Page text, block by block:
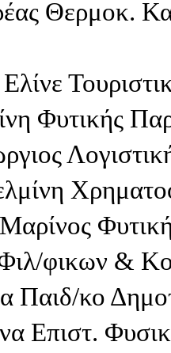
Θερμοκ.
Φυτικής
φικων &
Παιδ/κο
Επιστ.